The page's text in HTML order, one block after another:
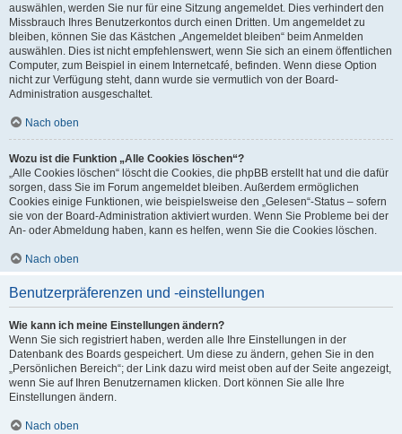
auswählen, werden Sie nur für eine Sitzung angemeldet. Dies verhindert den
Missbrauch Ihres Benutzerkontos durch einen Dritten. Um angemeldet zu
bleiben, können Sie das Kästchen „Angemeldet bleiben“ beim Anmelden
auswählen. Dies ist nicht empfehlenswert, wenn Sie sich an einem öffentlichen
Computer, zum Beispiel in einem Internetcafé, befinden. Wenn diese Option
nicht zur Verfügung steht, dann wurde sie vermutlich von der Board-
Administration ausgeschaltet.
Nach oben
Wozu ist die Funktion „Alle Cookies löschen“?
„Alle Cookies löschen“ löscht die Cookies, die phpBB erstellt hat und die dafür
sorgen, dass Sie im Forum angemeldet bleiben. Außerdem ermöglichen
Cookies einige Funktionen, wie beispielsweise den „Gelesen“-Status – sofern
sie von der Board-Administration aktiviert wurden. Wenn Sie Probleme bei der
An- oder Abmeldung haben, kann es helfen, wenn Sie die Cookies löschen.
Nach oben
Benutzerpräferenzen und -einstellungen
Wie kann ich meine Einstellungen ändern?
Wenn Sie sich registriert haben, werden alle Ihre Einstellungen in der
Datenbank des Boards gespeichert. Um diese zu ändern, gehen Sie in den
„Persönlichen Bereich“; der Link dazu wird meist oben auf der Seite angezeigt,
wenn Sie auf Ihren Benutzernamen klicken. Dort können Sie alle Ihre
Einstellungen ändern.
Nach oben